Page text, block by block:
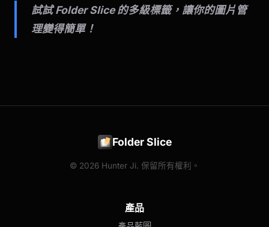
試試 Folder Slice 的多級標籤，讓你的圖片管
理變得簡單！
Folder Slice
© 2026 Hunter Ji. 保留所有權利。
產品